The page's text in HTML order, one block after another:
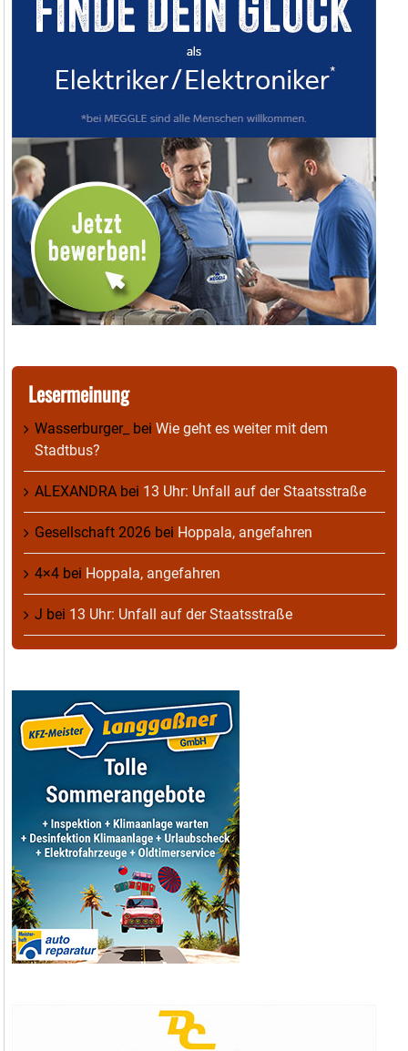
Lesermeinung
Wasserburger_ bei Wie geht es weiter mit dem
Stadtbus?
ALEXANDRA bei 13 Uhr: Unfall auf der Staatsstraße
Gesellschaft 2026 bei Hoppala, angefahren
4×4 bei Hoppala, angefahren
J bei 13 Uhr: Unfall auf der Staatsstraße